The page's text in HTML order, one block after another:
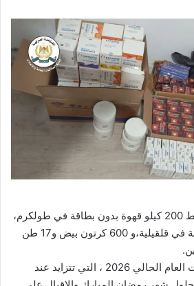
والاسبوع الماضي تم ضبط 200 كيلو قهوة بدون بطاقة في طولكرم،
ومنشطات جنسية ممنوعة في قلقيلية،و 600 كرتون بيض و17 طن
وتواصلت وتيرة الضبطيات العام الحالي 2026 ، التي تتزايد عند